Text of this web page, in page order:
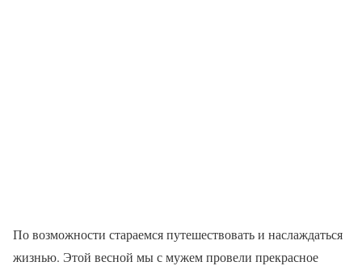
По возможности стараемся путешествовать и наслаждаться
жизнью. Этой весной мы с мужем провели прекрасное